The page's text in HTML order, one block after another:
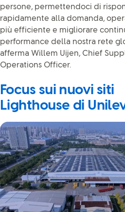
persone, permettendoci di
rapidamente alla domanda,
più efficiente e migliorare
performance della nostra rete
afferma Willem Uijen, Chief
Operations Officer.
Focus sui nuovi siti
Lighthouse di